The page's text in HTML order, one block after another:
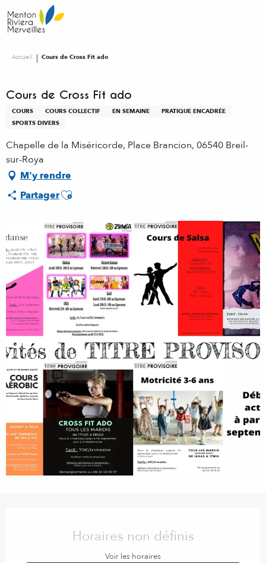
au
contenu
Accueil Cours de Cross Fit ado
Cours de Cross Fit ado
COURS COURS COLLECTIF EN SEMAINE
PRATIQUE ENCADRÉE
SPORTS DIVERS
Chapelle de la Miséricorde, Place Brancion, 06540 Breil-
sur-Roya
M'y rendre
PartagerAjouter aux favoris
Horaires non définis
Voir les horaires